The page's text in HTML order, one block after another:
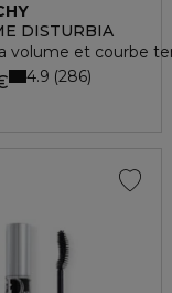
DISTURBIA
volume et courbe
4.9 286